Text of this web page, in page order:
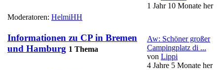
Moderatoren: HelmiHH
1 Jahr 10 Monate her
Informationen zu CP in Bremen
und Hamburg 1 Thema
Aw: Schöner großer
Campingplatz di ...
von Lippi
4 Jahre 5 Monate her